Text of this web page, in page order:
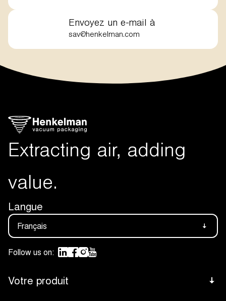
Envoyez un e-mail à
sav@henkelman.com
Extracting air, adding
value.
Langue
Français
Follow us on:
Votre produit